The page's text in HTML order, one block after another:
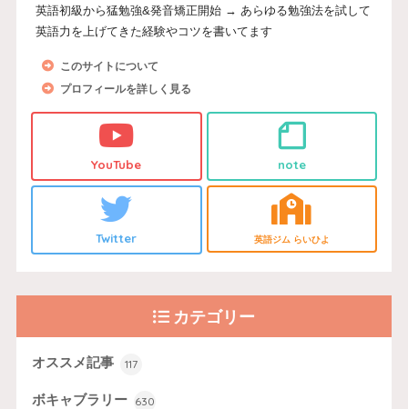
英語初級から猛勉強&発音矯正開始 → あらゆる勉強法を試して
英語力を上げてきた経験やコツを書いてます
このサイトについて
プロフィールを詳しく見る
YouTube note
Twitter 英語ジム らいひよ
カテゴリー
オススメ記事 117
ボキャブラリー 630